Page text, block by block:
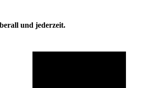
und jederzeit.